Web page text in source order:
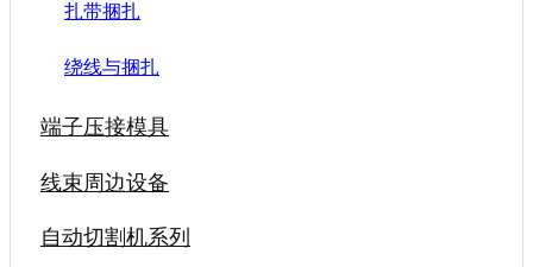
扎带捆扎
绕线与捆扎
端子压接模具
线束周边设备
自动切割机系列